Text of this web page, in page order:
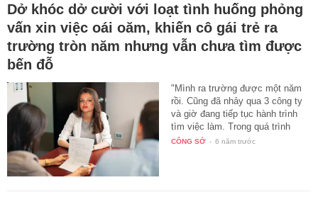
Dở khóc dở cười với loạt tình huống phỏng
vấn xin việc oái oăm, khiến cô gái trẻ ra
trường tròn năm nhưng vẫn chưa tìm được
bến đỗ
"Mình ra trường được một năm
rồi. Cũng đã nhảy qua 3 công ty
và giờ đang tiếp tục hành trình
tìm việc làm. Trong quá trình
xin…
CÔNG SỞ - 6 năm trước